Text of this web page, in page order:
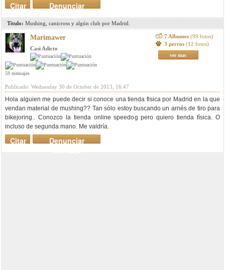
Denunciar
mensaje
Citar
Titulo: Mushing, canicross y algún club por Madrid.
Marimawer
Casi Adicto
59 mensajes
7 Albumes (99 fotos)
3 perros (12 fotos)
ver mas
Publicado: Wednesday 30 de October de 2013, 16:47
Hola alguien me puede decir si conoce una tienda fisica por Madrid en la que
vendan material de mushing?? Tan sólo estoy buscando un arnés de tiro para
bikejoring.. Conozco la tienda online speedog pero quiero tienda física. O
incluso de segunda mano. Me valdría.
Denunciar
mensaje
Citar